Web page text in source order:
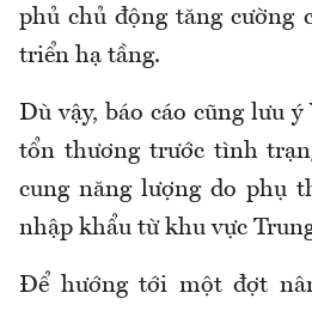
phủ chủ động tăng cường
triển hạ tầng.
Dù vậy, báo cáo cũng lưu
tổn thương trước tình
cung năng lượng do phụ
nhập khẩu từ khu vực
Để hướng tới một đợt